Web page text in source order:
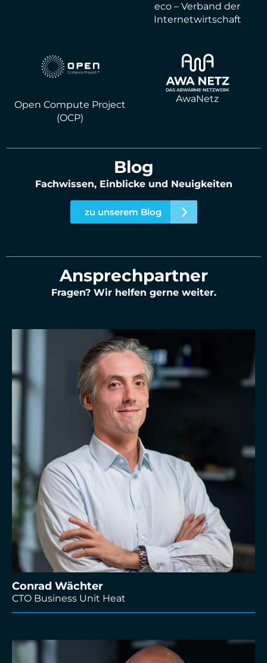
eco – Verband der
Internetwirtschaft
Open Compute Project
(OCP)
AwaNetz
Blog
Fachwissen, Einblicke und Neuigkeiten
zu unserem Blog
Ansprechpartner
Fragen? Wir helfen gerne weiter.
Conrad Wächter
CTO Business Unit Heat